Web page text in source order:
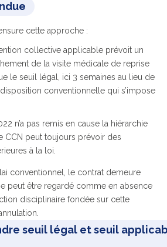
cette approche :
collective applicable prévoit un
de la visite médicale de reprise
le seuil légal, ici 3 semaines au lieu de
disposition conventionnelle qui s’impose
n’a pas remis en cause la hiérarchie
CCN peut toujours prévoir des
à la loi.
conventionnel, le contrat demeure
peut être regardé comme en absence
disciplinaire fondée sur cette
seuil légal et seuil